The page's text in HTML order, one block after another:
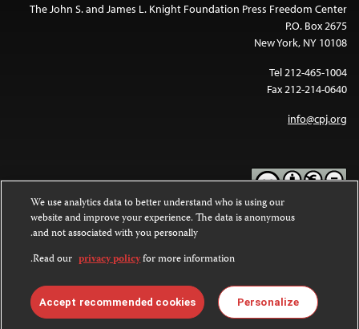
The John S. and James L. Knight Foundation Press Freedom Center
P.O. Box 2675
New York, NY 10108
Tel 212-465-1004
Fax 212-214-0640
info@cpj.org
Except where noted, text on this website is licensed under a
Commons Attribution-NonCommercial-NoDerivatives 4.0
Images and other media are not covered by the Creative Commons
license. For more information about permissions, see our
.
We use analytics data to better understand who is using our
website and improve your experience. The data is anonymous
and not associated with you personally.
Read our privacy policyfor more information.
Personalize
Accept recommended cookies